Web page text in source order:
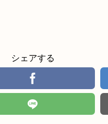
シェアする